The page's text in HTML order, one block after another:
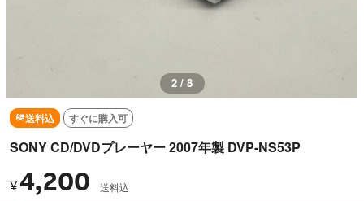
3 / 8
送料込 すぐに購入可
SONY CD/DVDプレーヤー 2007年製 DVP-NS53P
¥4,200 送料込